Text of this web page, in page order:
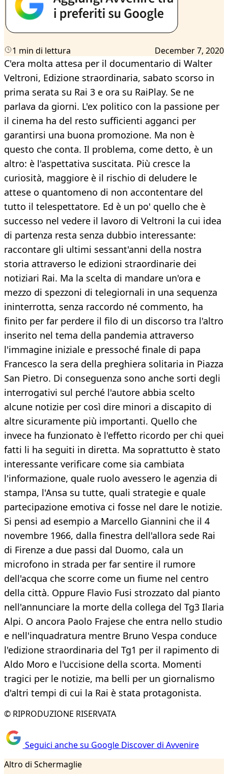
1 min di lettura December 7, 2020
C'era molta attesa per il documentario di Walter
Veltroni, Edizione straordinaria, sabato scorso in
prima serata su Rai 3 e ora su RaiPlay. Se ne
parlava da giorni. L'ex politico con la passione per
il cinema ha del resto sufficienti agganci per
garantirsi una buona promozione. Ma non è
questo che conta. Il problema, come detto, è un
altro: è l'aspettativa suscitata. Più cresce la
curiosità, maggiore è il rischio di deludere le
attese o quantomeno di non accontentare del
tutto il telespettatore. Ed è un po' quello che è
successo nel vedere il lavoro di Veltroni la cui idea
di partenza resta senza dubbio interessante:
raccontare gli ultimi sessant'anni della nostra
storia attraverso le edizioni straordinarie dei
notiziari Rai. Ma la scelta di mandare un'ora e
mezzo di spezzoni di telegiornali in una sequenza
ininterrotta, senza raccordo né commento, ha
finito per far perdere il filo di un discorso tra l'altro
inserito nel tema della pandemia attraverso
l'immagine iniziale e pressoché finale di papa
Francesco la sera della preghiera solitaria in Piazza
San Pietro. Di conseguenza sono anche sorti degli
interrogativi sul perché l'autore abbia scelto
alcune notizie per così dire minori a discapito di
altre sicuramente più importanti. Quello che
invece ha funzionato è l'effetto ricordo per chi quei
fatti li ha seguiti in diretta. Ma soprattutto è stato
interessante verificare come sia cambiata
l'informazione, quale ruolo avessero le agenzia di
stampa, l'Ansa su tutte, quali strategie e quale
partecipazione emotiva ci fosse nel dare le notizie.
Si pensi ad esempio a Marcello Giannini che il 4
novembre 1966, dalla finestra dell'allora sede Rai
di Firenze a due passi dal Duomo, cala un
microfono in strada per far sentire il rumore
dell'acqua che scorre come un fiume nel centro
della città. Oppure Flavio Fusi strozzato dal pianto
nell'annunciare la morte della collega del Tg3 Ilaria
Alpi. O ancora Paolo Frajese che entra nello studio
e nell'inquadratura mentre Bruno Vespa conduce
l'edizione straordinaria del Tg1 per il rapimento di
Aldo Moro e l'uccisione della scorta. Momenti
tragici per le notizie, ma belli per un giornalismo
d'altri tempi di cui la Rai è stata protagonista.
© RIPRODUZIONE RISERVATA
Seguici anche su Google Discover di Avvenire
Altro di Schermaglie